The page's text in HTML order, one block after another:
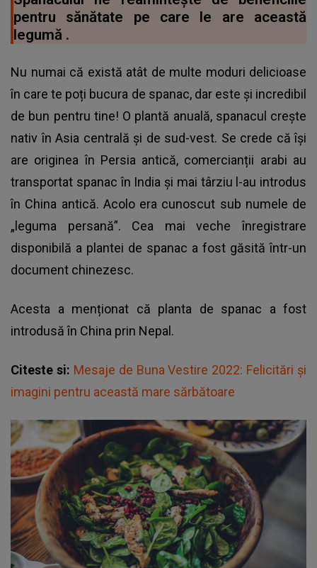
pentru sănătate pe care le are această
legumă .
Nu numai că există atât de multe moduri delicioase
în care te poți bucura de spanac, dar este și incredibil
de bun pentru tine! O plantă anuală, spanacul crește
nativ în Asia centrală și de sud-vest. Se crede că își
are originea în Persia antică, comercianții arabi au
transportat spanac în India și mai târziu l-au introdus
în China antică. Acolo era cunoscut sub numele de
„leguma persană”. Cea mai veche înregistrare
disponibilă a plantei de spanac a fost găsită într-un
document chinezesc.
Acesta a menționat că planta de spanac a fost
introdusă în China prin Nepal.
Citeste si: Mesaje de Buna Vestire 2022: Felicitări şi
imagini pentru această mare sărbătoare